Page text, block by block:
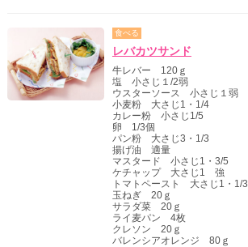
食べる
レバカツサンド
牛レバー 120ｇ
塩 小さじ１/2弱
ウスターソース 小さじ１弱
小麦粉 大さじ1・1/4
カレー粉 小さじ1/5
卵 1/3個
パン粉 大さじ3・1/3
揚げ油 適量
マスタード 小さじ1・3/5
ケチャップ 大さじ1 強
トマトペースト 大さじ1・1/3
玉ねぎ 20ｇ
サラダ菜 20ｇ
ライ麦パン 4枚
クレソン 20ｇ
バレンシアオレンジ 80ｇ